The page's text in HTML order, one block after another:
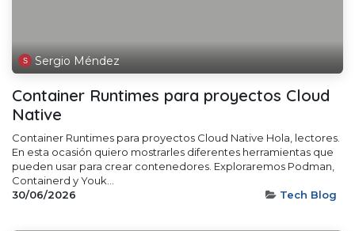
Sergio Méndez
Container Runtimes para proyectos Cloud
Native
Container Runtimes para proyectos Cloud Native Hola, lectores.
En esta ocasión quiero mostrarles diferentes herramientas que
pueden usar para crear contenedores. Exploraremos Podman,
Containerd y Youk...
30/06/2026
Tech Blog